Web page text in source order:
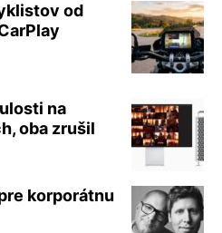
od
na
oba zrušil
korporátnu